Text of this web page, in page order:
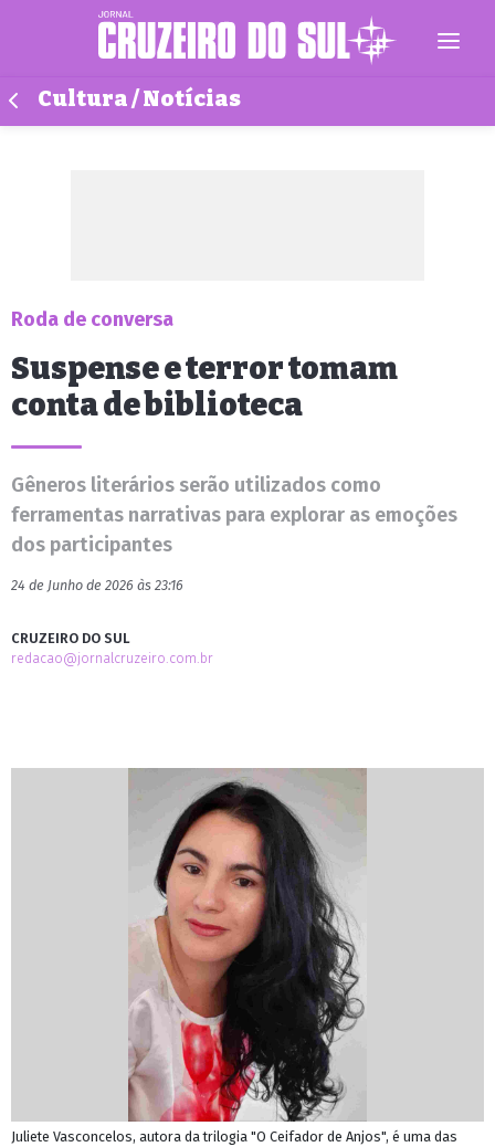
Cultura / Notícias
Roda de conversa
Suspense e terror tomam
conta de biblioteca
Gêneros literários serão utilizados como
ferramentas narrativas para explorar as emoções
dos participantes
24 de Junho de 2026 às 23:16
CRUZEIRO DO SUL
redacao@jornalcruzeiro.com.br
Juliete Vasconcelos, autora da trilogia "O Ceifador de Anjos", é uma das